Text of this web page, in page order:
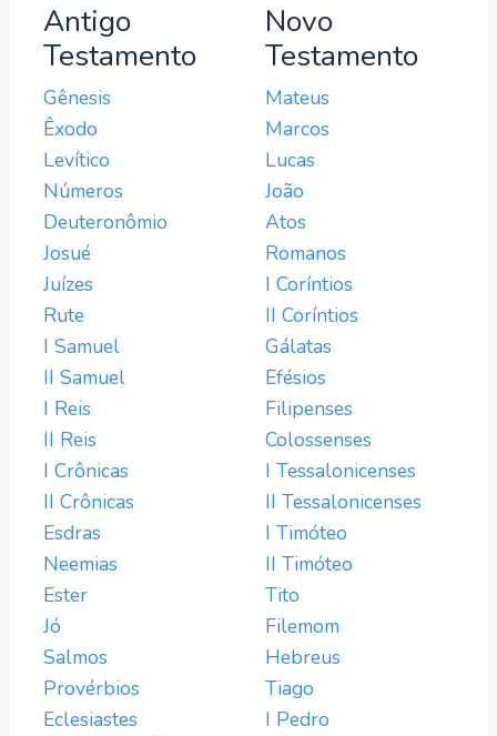
Antigo
Testamento
Gênesis
Êxodo
Levítico
Números
Deuteronômio
Josué
Juízes
Rute
I Samuel
II Samuel
I Reis
II Reis
I Crônicas
II Crônicas
Esdras
Neemias
Ester
Jó
Salmos
Provérbios
Eclesiastes
Novo
Testamento
Mateus
Marcos
Lucas
João
Atos
Romanos
I Coríntios
II Coríntios
Gálatas
Efésios
Filipenses
Colossenses
I Tessalonicenses
II Tessalonicenses
I Timóteo
II Timóteo
Tito
Filemom
Hebreus
Tiago
I Pedro